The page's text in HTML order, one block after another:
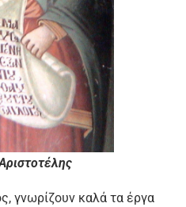
γνωρίζουν καλά τα έργα